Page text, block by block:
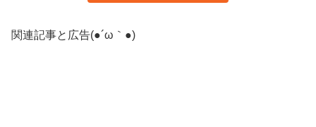
関連記事と広告(●´ω｀●)